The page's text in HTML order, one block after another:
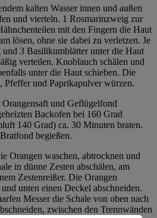
kalten Wasser innen und außen
und vierteln. 1 Rosmarinzweig zur
mit den Fingern die Haut
lösen, ohne sie dabei zu verletzen. Je
3 Basilikumblätter unter die Haut
verteilen. Knoblauch schälen und
unter die Haut schieben. Die
Pfeffer und Paprikapulver würzen.
und Geflügelfond
Backofen bei 160 Grad
140 Grad) ca. 30 Minuten braten.
begießen.
Orangen waschen, abtrocknen und
in dünne Zesten abschälen, am
Zestenreißer. Die Orangen
unten einen Deckel abschneiden.
Messer die Schale von oben nach
zwischen den Trennwänden